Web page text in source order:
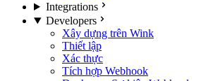
Integrations
Developers
Xây dựng trên Wink
Thiết lập
Xác thực
Tích hợp Webhook